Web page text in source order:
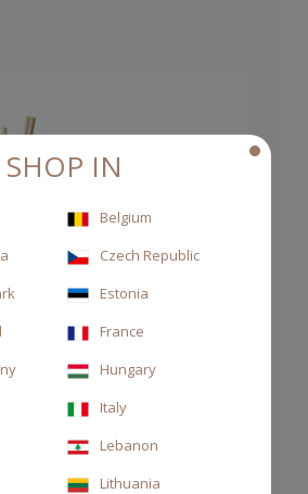
SHOP IN
Belgium
Czech Republic
Estonia
France
Hungary
Italy
Lebanon
Lithuania